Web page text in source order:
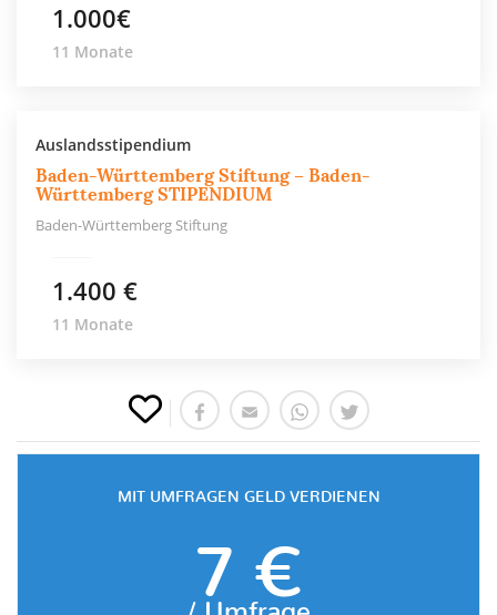
1.000€
11 Monate
Auslandsstipendium
Baden-Württemberg Stiftung – Baden-
Württemberg STIPENDIUM
Baden-Württemberg Stiftung
1.400 €
11 Monate
MIT UMFRAGEN GELD VERDIENEN
7 €
/ Umfrage